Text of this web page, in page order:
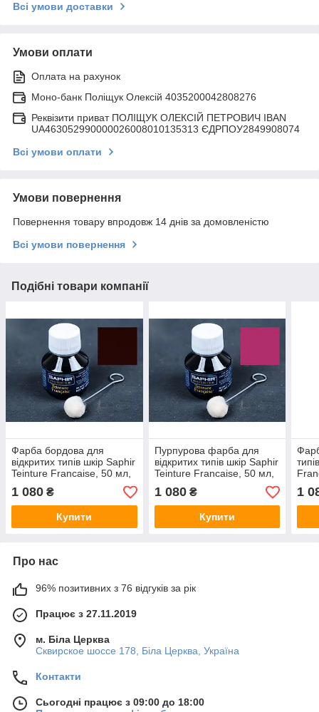
Всі умови доставки
Умови оплати
Оплата на рахунок
Моно-банк Поліщук Олексій 4035200042808276
Реквізити приват ПОЛІЩУК ОЛЕКСІЙ ПЕТРОВИЧ IBAN
UA463052990000026008010135313 ЄДРПОУ2849908074
Всі умови оплати
Умови повернення
Повернення товару впродовж 14 днів за домовленістю
Всі умови повернення
Подібні товари компанії
Фарба бордова для
відкритих типів шкір Saphir
Teinture Francaise, 50 мл,
(0812)(08)
1 080 ₴
Купити
Пурпурова фарба для
відкритих типів шкір Saphir
Teinture Francaise, 50 мл,
(0812)(62)
1 080₴
Купити
(23)
1
Про нас
96% позитивних з 76 відгуків за рік
Працює з 27.11.2019
м. Біла Церква
Сквирское шоссе 178, Біла Церква, Україна
Контакти
Сьогодні працює з 09:00 до 18:00